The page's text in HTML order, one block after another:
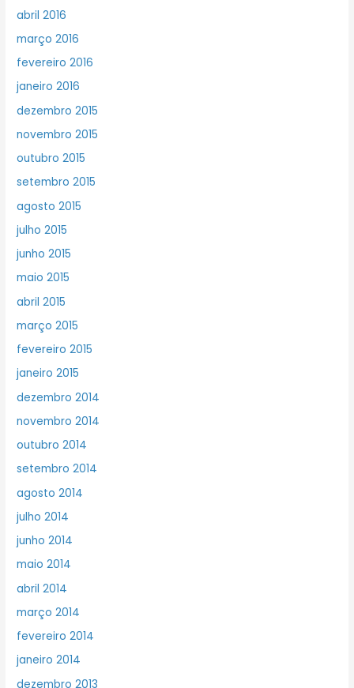
abril 2016
março 2016
fevereiro 2016
janeiro 2016
dezembro 2015
novembro 2015
outubro 2015
setembro 2015
agosto 2015
julho 2015
junho 2015
maio 2015
abril 2015
março 2015
fevereiro 2015
janeiro 2015
dezembro 2014
novembro 2014
outubro 2014
setembro 2014
agosto 2014
julho 2014
junho 2014
maio 2014
abril 2014
março 2014
fevereiro 2014
janeiro 2014
dezembro 2013